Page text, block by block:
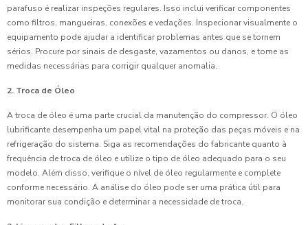
parafuso é realizar inspeções regulares. Isso inclui verificar componentes
como filtros, mangueiras, conexões e vedações. Inspecionar visualmente o
equipamento pode ajudar a identificar problemas antes que se tornem
sérios. Procure por sinais de desgaste, vazamentos ou danos, e tome as
medidas necessárias para corrigir qualquer anomalia.
2. Troca de Óleo
A troca de óleo é uma parte crucial da manutenção do compressor. O óleo
lubrificante desempenha um papel vital na proteção das peças móveis e na
refrigeração do sistema. Siga as recomendações do fabricante quanto à
frequência de troca de óleo e utilize o tipo de óleo adequado para o seu
modelo. Além disso, verifique o nível de óleo regularmente e complete
conforme necessário. A análise do óleo pode ser uma prática útil para
monitorar sua condição e determinar a necessidade de troca.